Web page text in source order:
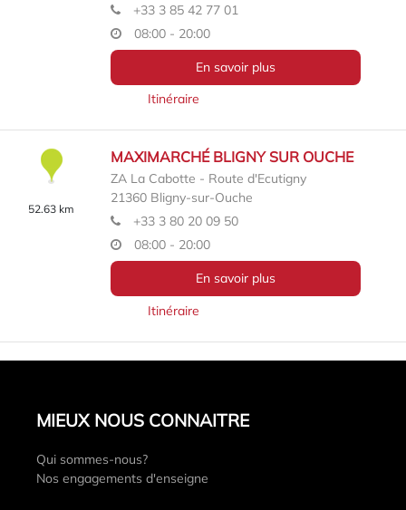
+33 3 85 42 77 01
08:00 - 20:00
En savoir plus
Itinéraire
52.63 km
MAXIMARCHÉ BLIGNY SUR OUCHE
ZA La Cabotte - Route d'Ecutigny
21360 Bligny-sur-Ouche
+33 3 80 20 09 50
08:00 - 20:00
En savoir plus
Itinéraire
MIEUX NOUS CONNAITRE
Qui sommes-nous?
Nos engagements d'enseigne